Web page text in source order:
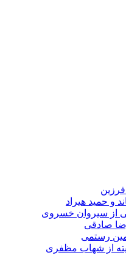
و حمید هیراد
از سیروان خسروی
صادقی
رستمی
از شهاب مظفری